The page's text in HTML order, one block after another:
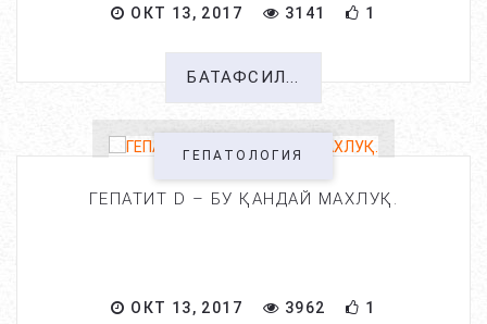
ОКТ 13, 2017 3141 1
БАТАФСИЛ...
ГЕПАТОЛОГИЯ
ГЕПАТИТ D – БУ ҚАНДАЙ МАХЛУҚ.
ОКТ 13, 2017 3962 1